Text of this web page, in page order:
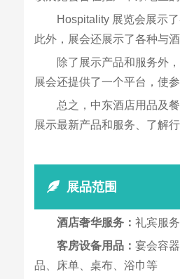
Hospitality 展览会展示
此外，展会还展示了各种与
除了展示产品和服务外
展会还提供了一个平台，使
总之，中东酒店用品及
展示最新产品和服务、了解
展品范围
酒店奢华服务： 礼宾服
客房设备用品： 宴会容
品、床单、桌布、浴巾等